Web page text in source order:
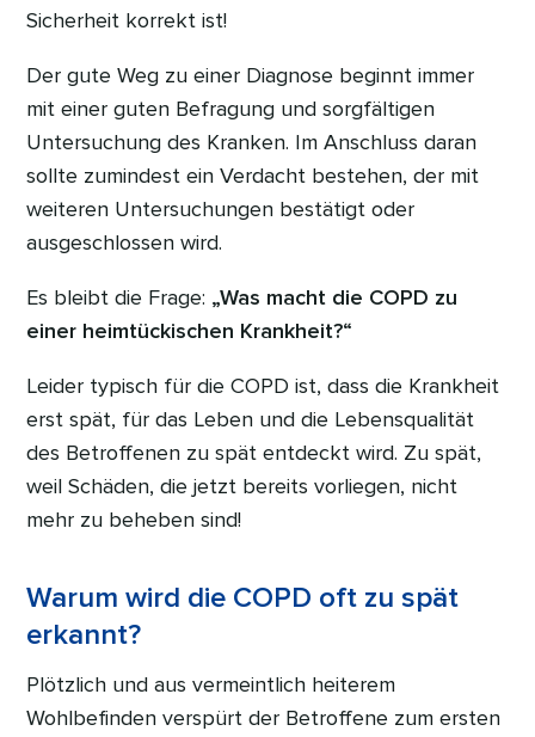
Sicherheit korrekt ist!
Der gute Weg zu einer Diagnose beginnt immer
mit einer guten Befragung und sorgfältigen
Untersuchung des Kranken. Im Anschluss daran
sollte zumindest ein Verdacht bestehen, der mit
weiteren Untersuchungen bestätigt oder
ausgeschlossen wird.
Es bleibt die Frage: „Was macht die COPD zu
einer heimtückischen Krankheit?“
Leider typisch für die COPD ist, dass die Krankheit
erst spät, für das Leben und die Lebensqualität
des Betroffenen zu spät entdeckt wird. Zu spät,
weil Schäden, die jetzt bereits vorliegen, nicht
mehr zu beheben sind!
Warum wird die COPD oft zu spät
erkannt?
Plötzlich und aus vermeintlich heiterem
Wohlbefinden verspürt der Betroffene zum ersten